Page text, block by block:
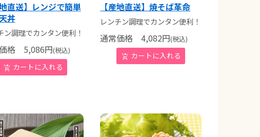
地直送】レンジで簡単
丼
ン調理でカンタン便利！
格5,086円(税込)
【産地直送】焼そば革命
レンチン調理でカンタン便利！
通常価格 4,082円(税込)